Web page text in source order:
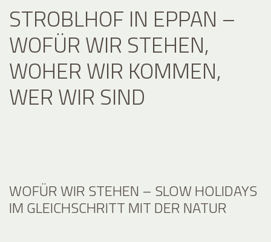
STROBLHOF IN EPPAN –
WOFÜR WIR STEHEN,
WOHER WIR KOMMEN,
WER WIR SIND
WOFÜR WIR STEHEN – SLOW HOLIDAYS
IM GLEICHSCHRITT MIT DER NATUR